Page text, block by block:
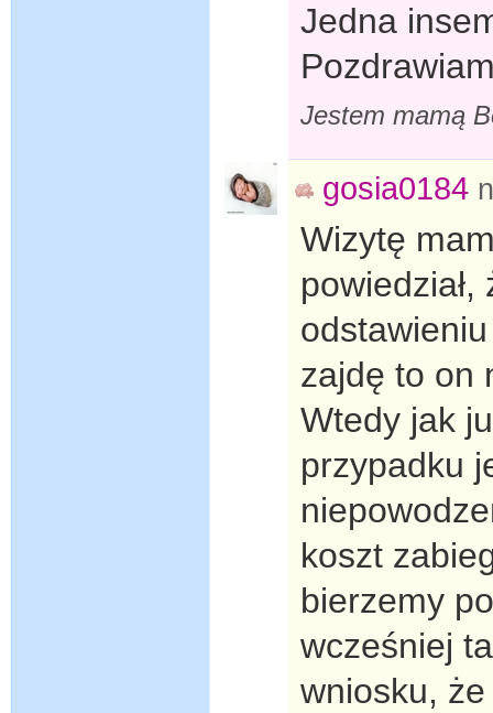
Jedna
Jestem mamą
gosia0184
Wizytę
zajdę to on
Wtedy jak
przypadku
koszt
bierzemy
wcześniej
wniosku,